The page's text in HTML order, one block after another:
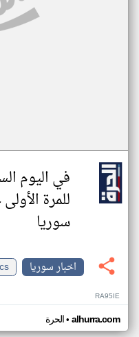
في اليوم
للمرة
سوريا
اخبار سوريا
RA95IE
الحرة• alhurra.com